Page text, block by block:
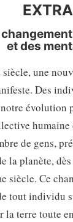
et des
siècle, une
Des
évolution
de gens,
la planète,
siècle. Ce
tout individu
la terre toute